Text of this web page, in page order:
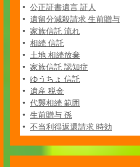
公正証書遺言 証人
遺留分減殺請求 生前贈与
家族信託 流れ
相続 信託
土地 相続放棄
家族信託 認知症
ゆうちょ 信託
遺産 税金
代襲相続 範囲
生前贈与 孫
不当利得返還請求 時効